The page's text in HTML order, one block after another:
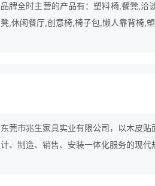
品牌全时主营的产品有：塑料椅,餐凳,洽
凳,休闲餐厅,创意椅,椅子包,懒人靠背椅,
东莞市兆生家具实业有限公司，以木皮
计、制造、销售、安装一体化服务的现代